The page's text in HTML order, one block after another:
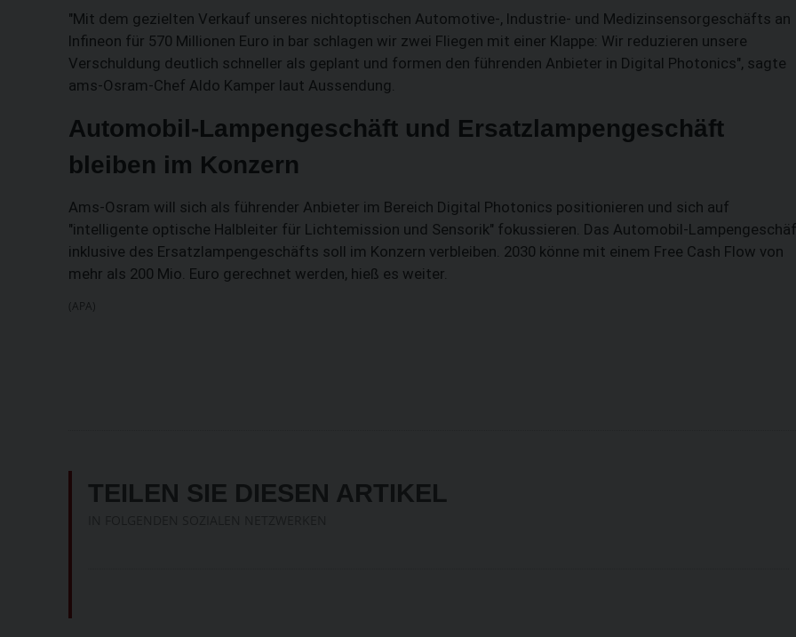
"Mit dem gezielten Verkauf unseres nichtoptischen Automotive-, Industrie- und Medizinsensorgeschäfts an
Infineon für 570 Millionen Euro in bar schlagen wir zwei Fliegen mit einer Klappe: Wir reduzieren unsere
Verschuldung deutlich schneller als geplant und formen den führenden Anbieter in Digital Photonics", sagte
ams-Osram-Chef Aldo Kamper laut Aussendung.
Automobil-Lampengeschäft und Ersatzlampengeschäft
bleiben im Konzern
Ams-Osram will sich als führender Anbieter im Bereich Digital Photonics positionieren und sich auf
"intelligente optische Halbleiter für Lichtemission und Sensorik" fokussieren. Das Automobil-
inklusive des Ersatzlampengeschäfts soll im Konzern verbleiben. 2030 könne mit einem Free Cash Flow von
mehr als 200 Mio. Euro gerechnet werden, hieß es weiter.
(APA)
TEILEN SIE DIESEN ARTIKEL